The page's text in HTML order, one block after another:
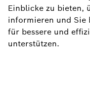
Einblicke zu bieten,
informieren und Sie
für bessere und
unterstützen.